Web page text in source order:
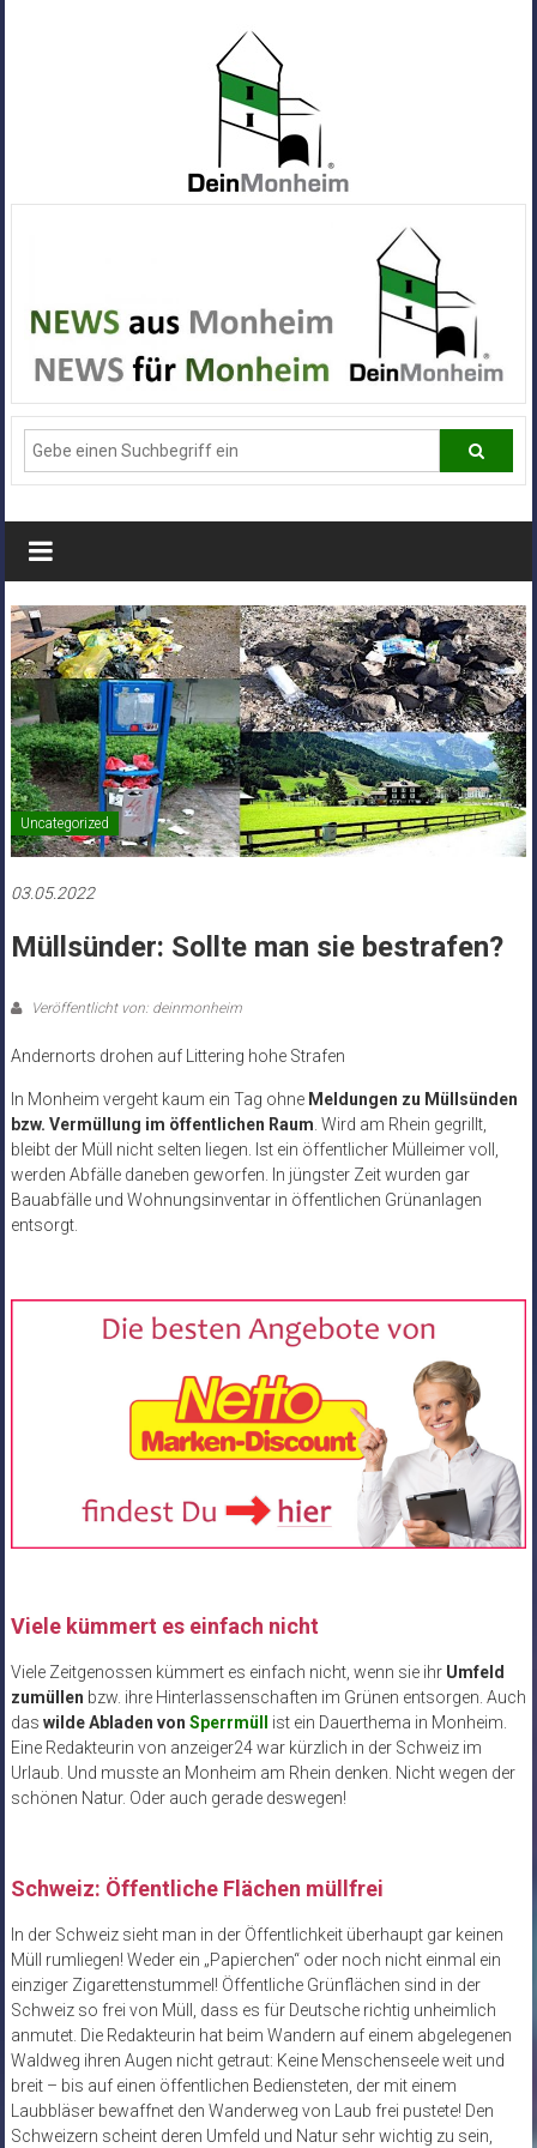
Alle
News
aus
Deiner
Stadt
Monheim
Uncategorized
03.05.2022
Müllsünder: Sollte man sie bestrafen?
Veröffentlicht von: deinmonheim
Andernorts drohen auf Littering hohe Strafen
In Monheim vergeht kaum ein Tag ohne Meldungen zu Müllsünden
bzw. Vermüllung im öffentlichen Raum . Wird am Rhein gegrillt,
bleibt der Müll nicht selten liegen. Ist ein öffentlicher Mülleimer voll,
werden Abfälle daneben geworfen. In jüngster Zeit wurden gar
Bauabfälle und Wohnungsinventar in öffentlichen Grünanlagen
entsorgt.
Viele kümmert es einfach nicht
Viele Zeitgenossen kümmert es einfach nicht, wenn sie ihr Umfeld
zumüllen bzw. ihre Hinterlassenschaften im Grünen entsorgen. Auch
das wilde Abladen von Sperrmüll ist ein Dauerthema in Monheim.
Eine Redakteurin von anzeiger24 war kürzlich in der Schweiz im
Urlaub. Und musste an Monheim am Rhein denken. Nicht wegen der
schönen Natur. Oder auch gerade deswegen!
Schweiz: Öffentliche Flächen müllfrei
In der Schweiz sieht man in der Öffentlichkeit überhaupt gar keinen
Müll rumliegen! Weder ein „Papierchen“ oder noch nicht einmal ein
einziger Zigarettenstummel! Öffentliche Grünflächen sind in der
Schweiz so frei von Müll, dass es für Deutsche richtig unheimlich
anmutet. Die Redakteurin hat beim Wandern auf einem abgelegenen
Waldweg ihren Augen nicht getraut: Keine Menschenseele weit und
breit – bis auf einen öffentlichen Bediensteten, der mit einem
Laubbläser bewaffnet den Wanderweg von Laub frei pustete! Den
Schweizern scheint deren Umfeld und Natur sehr wichtig zu sein,